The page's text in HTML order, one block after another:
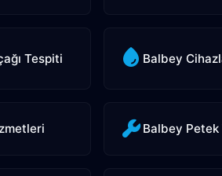
Tespiti Balbey
Balbey Petek